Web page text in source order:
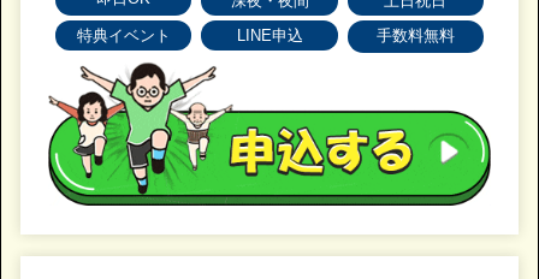
特典イベント
LINE申込 手数料無料